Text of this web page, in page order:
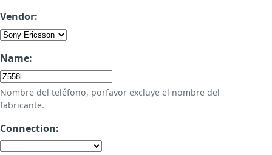
Vendor:
Name:
Nombre del teléfono, porfavor excluye el nombre del
fabricante.
Connection: